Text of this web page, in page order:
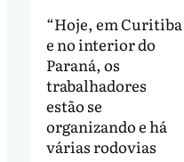
“Hoje, em Curitiba
e no interior do
Paraná, os
trabalhadores
estão se
organizando e há
várias rodovias